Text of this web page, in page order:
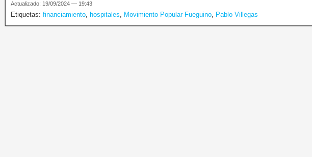
Actualizado: 19/09/2024 — 19:43
Etiquetas: financiamiento, hospitales, Movimiento Popular Fueguino, Pablo Villegas